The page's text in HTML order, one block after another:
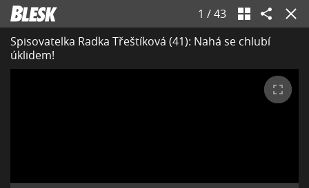
1 /43
Spisovatelka Radka Třeštíková (41): Nahá se chlubí
úklidem!